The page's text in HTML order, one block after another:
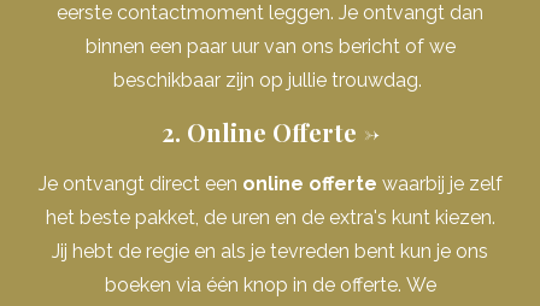
eerste contactmoment leggen. Je ontvangt dan
binnen een paar uur van ons bericht of we
beschikbaar zijn op jullie trouwdag.
2. Online Offerte ->
Je ontvangt direct een online offerte waarbij je zelf
het beste pakket, de uren en de extra's kunt kiezen.
Jij hebt de regie en als je tevreden bent kun je ons
boeken via één knop in de offerte. We